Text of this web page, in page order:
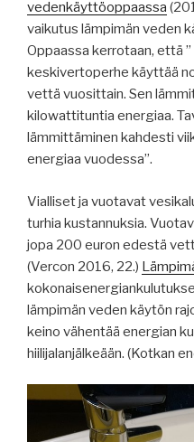
vedenkäyttöoppaassa
vaikutus lämpimän veden
Oppaassa kerrotaan, että
keskivertoperhe käyttää
vettä vuosittain. Sen
kilowattituntia energiaa.
lämmittäminen kahdesti
energiaa vuodessa”.
Vialliset ja vuotavat
turhia kustannuksia.
jopa 200 euron edestä
(Vercon 2016, 22.)
lämpimän veden käytön
keino vähentää energian
hiilijalanjälkeään. (Kotkan